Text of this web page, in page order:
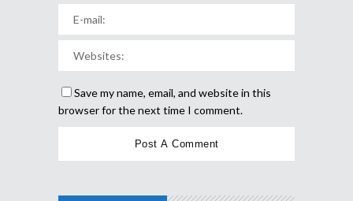
Save my name, email, and website in this
browser for the next time I comment.